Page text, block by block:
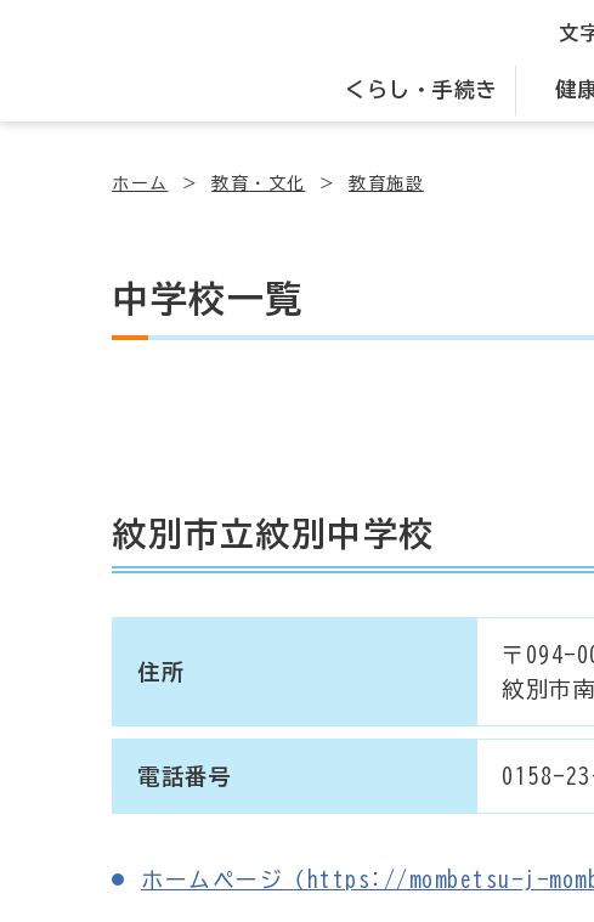
くらし・手続き 健
文
ホーム 教育・文化 教育施設
中学校一覧
紋別市立紋別中学校
住所
〒094-
紋別市
電話番号 0158-
ホームページ（https://mombetsu-j-